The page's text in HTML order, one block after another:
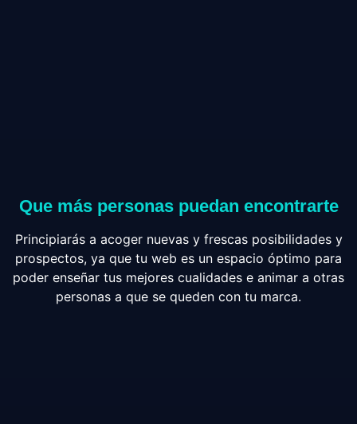
Que más personas puedan encontrarte
Principiarás a acoger nuevas y frescas posibilidades y
prospectos, ya que tu web es un espacio óptimo para
poder enseñar tus mejores cualidades e animar a otras
personas a que se queden con tu marca.